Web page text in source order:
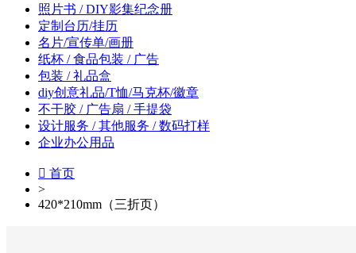
照片书 / DIY影集纪念册
定制台历/挂历
名片/宣传单/画册
纸杯 / 食品包装 / 广告
包装 / 礼品盒
diy创意礼品/T恤/马克杯/徽章
不干胶 / 广告扇 / 手提袋
设计服务 / 其他服务 / 数码打样
企业办公用品
 首页
>
420*210mm（三折页）